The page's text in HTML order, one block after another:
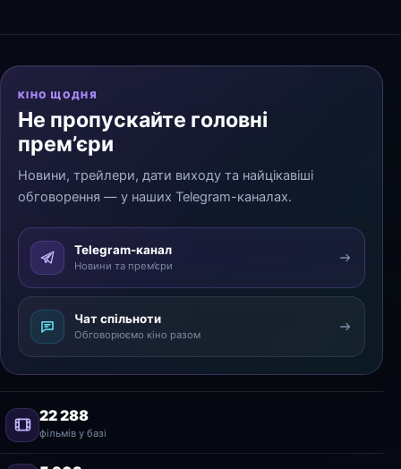
КІНО ЩОДНЯ
Не пропускайте головні
прем’єри
Новини, трейлери, дати виходу та найцікавіші
обговорення — у наших Telegram-каналах.
Telegram-канал
Новини та прем’єри
Чат спільноти
Обговорюємо кіно разом
22 288
фільмів у базі